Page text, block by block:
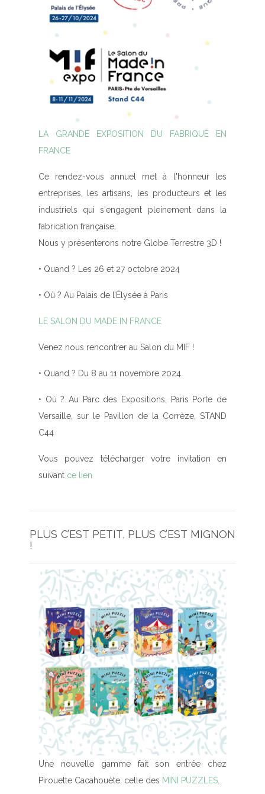
LA GRANDE EXPOSITION DU FABRIQUÉ EN
FRANCE
Ce rendez-vous annuel met à l'honneur les
entreprises, les artisans, les producteurs et les
industriels qui s'engagent pleinement dans la
fabrication française.
Nous y présenterons notre Globe Terrestre 3D !
• Quand ? Les 26 et 27 octobre 2024
• Où ? Au Palais de l’Élysée à Paris
LE SALON DU MADE IN FRANCE
Venez nous rencontrer au Salon du MIF !
• Quand ? Du 8 au 11 novembre 2024
• Où ? Au Parc des Expositions, Paris Porte de
Versaille, sur le Pavillon de la Corrèze, STAND
C44
Vous pouvez télécharger votre invitation en
suivant ce lien
PLUS C’EST PETIT, PLUS C’EST MIGNON
!
Une nouvelle gamme fait son entrée chez
Pirouette Cacahouète, celle des MINI PUZZLES